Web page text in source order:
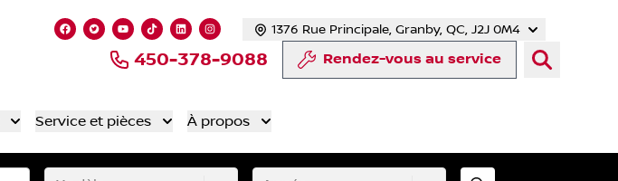
Rendez-vous au service
450-378-9088
Lien vers notre page facebook
Lien vers notre compte Twitter
Lien vers notre chaîne YouTube
Lien vers notre compte Tiktok
Lien vers notre compte LinkedIn
Lien vers notre compte Instagram
1376 Rue Principale, Granby, QC, J2J 0M4
Service et pièces À propos